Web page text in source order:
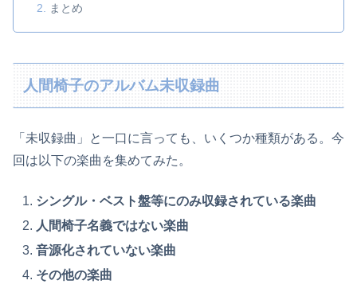
まとめ
人間椅子のアルバム未収録曲
「未収録曲」と一口に言っても、いくつか種類がある。今
回は以下の楽曲を集めてみた。
シングル・ベスト盤等にのみ収録されている楽曲
人間椅子名義ではない楽曲
音源化されていない楽曲
その他の楽曲